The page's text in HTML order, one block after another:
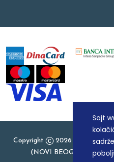
Sajt
Copyright
2026
(NOVI BEOGRAD), PIB: